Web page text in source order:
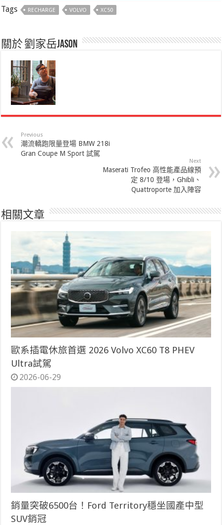
Tags RECHARGE VOLVO XC50
關於 劉家岳Jason
Previous
潮流轎跑限量登場 BMW 218i
Gran Coupe M Sport 試駕
Next
Maserati Trofeo 高性能產品線預
定 8/10 登場，Ghibli、
Quattroporte 加入陣容
相關文章
歐系插電休旅首選 2026 Volvo XC60 T8 PHEV
Ultra試駕
2026-06-29
銷量突破6500台！Ford Territory穩坐國產中型
SUV銷冠